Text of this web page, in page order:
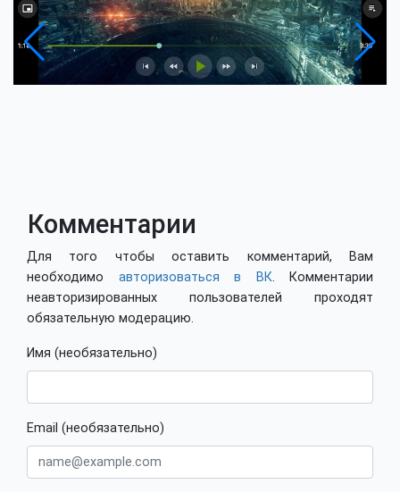
Комментарии
Для того чтобы оставить комментарий, Вам
необходимо авторизоваться в ВК. Комментарии
неавторизированных пользователей проходят
обязательную модерацию.
Имя (необязательно)
Email (необязательно)